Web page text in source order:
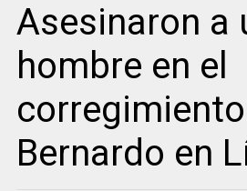
Asesinaron a
hombre en el
Bernardo en